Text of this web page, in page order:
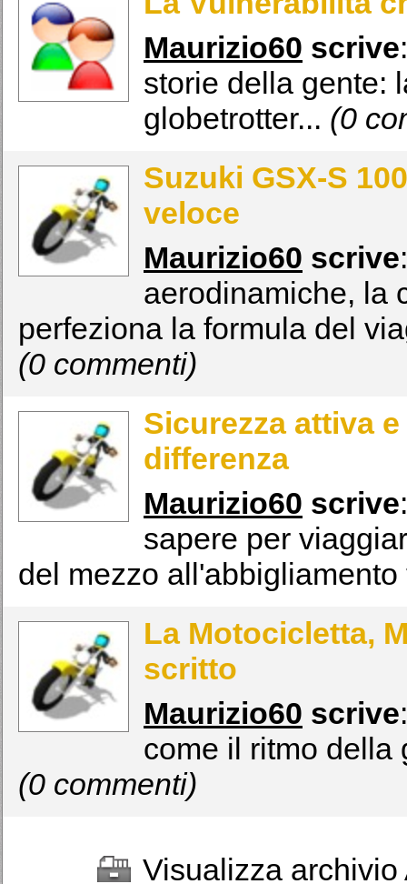
Maurizio60 scrive
storie della gente:
globetrotter... (0
Suzuki GSX-S
veloce
Maurizio60 scrive
aerodinamiche, la
perfeziona la formula del
(0 commenti)
Sicurezza attiva
differenza
Maurizio60 scrive
sapere per
del mezzo
La Motocicletta,
scritto
Maurizio60 scrive
come il ritmo della
(0 commenti)
Visualizza archivio